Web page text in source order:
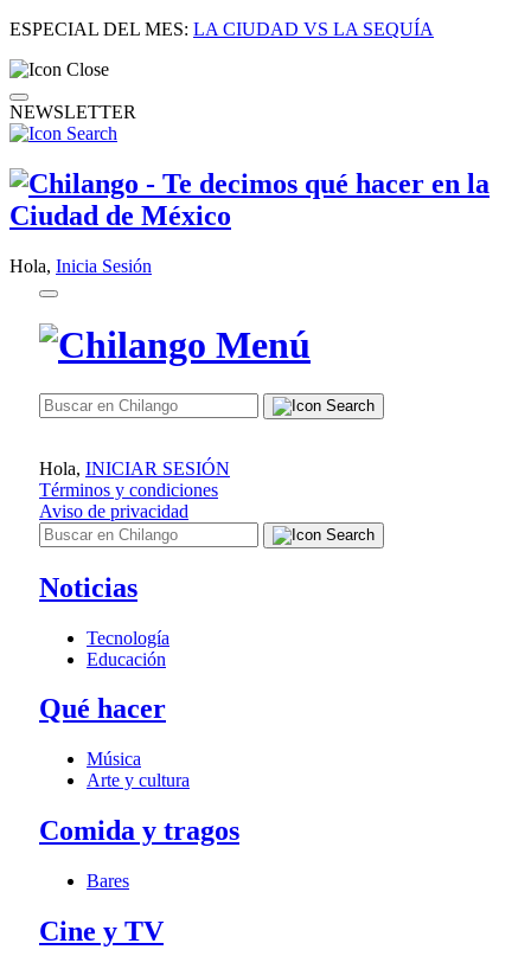
ESPECIAL DEL MES: LA CIUDAD VS LA SEQUÍA
NEWSLETTER
Hola, Inicia Sesión
Hola, INICIAR SESIÓN
Términos y condiciones
Aviso de privacidad
Noticias
Tecnología
Educación
Qué hacer
Música
Arte y cultura
Comida y tragos
Bares
Cine y TV